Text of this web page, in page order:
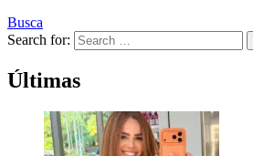
Busca
Search for:
Últimas